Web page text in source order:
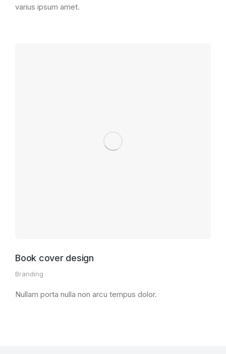
varius ipsum amet.
Book cover design
Branding
Nullam porta nulla non arcu tempus dolor.